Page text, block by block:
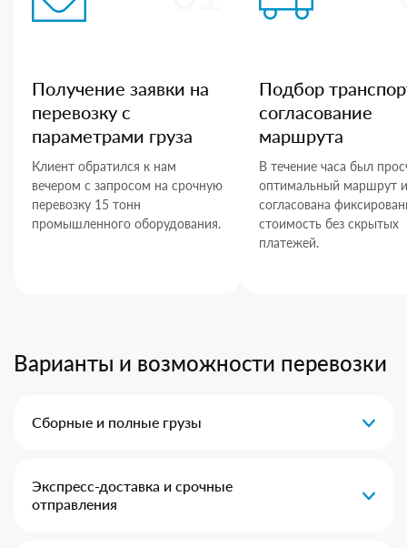
Получение заявки на
перевозку с
параметрами груза
Клиент обратился к нам
вечером с запросом на срочную
перевозку 15 тонн
промышленного оборудования.
Подбор
согласование
маршрута
В течение часа был
оптимальный маршрут и
согласована
стоимость без скрытых
платежей.
Варианты и возможности перевозки
Сборные и полные грузы
Экспресс-доставка и срочные
отправления